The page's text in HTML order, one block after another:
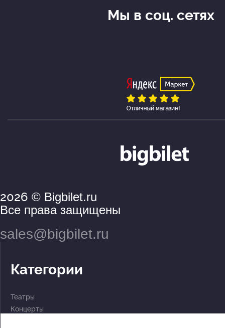
2026 © Bigbilet.ru
Все права защищены
sales@bigbilet.ru
Категории
Театры
Концерты
Мы в соц. сетях